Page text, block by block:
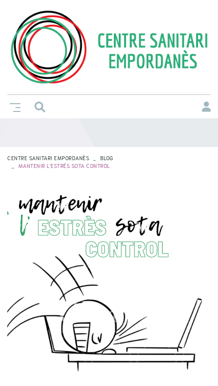
CENTRE SANITARI EMPORDANÈS
BLOG
MANTENIR L'ESTRÉS SOTA CONTROL